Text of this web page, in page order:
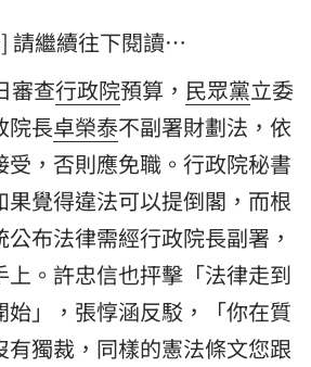
請繼續往下閱讀…
審查行政院預算， 民眾黨立委
院長卓榮泰不副署財劃法，依
受，否則應免職。行政院秘書
果覺得違法可以提倒閣，而根
布法律需經行政院長副署，
上。許忠信也抨擊「法律走到
始」，張惇涵反駁，「你在質
有獨裁，同樣的憲法條文您跟